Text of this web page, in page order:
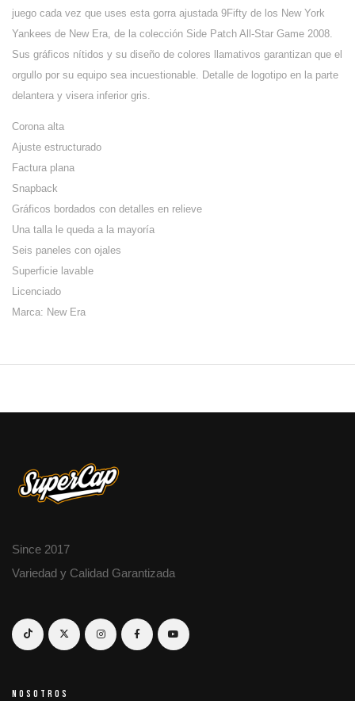
juego cada vez que uses esta gorra ajustada 9Fifty de los New York
Yankees de New Era, de la colección Side Patch All-Star Game 2008.
Sus gráficos nítidos y su diseño de colores llamativos garantizan que el
orgullo por su equipo sea incuestionable. Detalle de logotipo en la parte
delantera y visera inferior gris.
Corona alta
Ajuste estructurado
Factura plana
Snapback
Gráficos bordados con detalles en relieve
Una talla le queda a la mayoría
Seis paneles con ojales
Superficie lavable
Licenciado
Marca: New Era
Since 2017
Variedad y Calidad Garantizada
NOSOTROS